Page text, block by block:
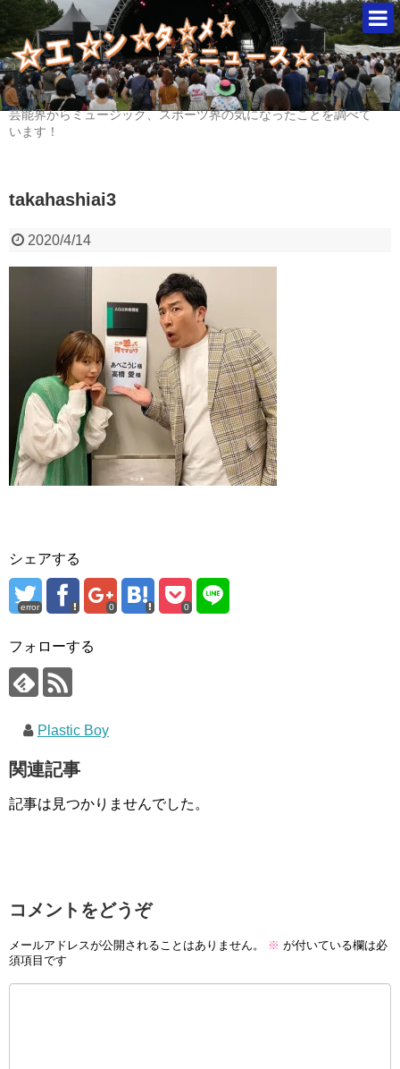
芸能界からミュージック、スポーツ界の気になったことを調べて
います！
takahashiai3
2020/4/14
シェアする
error 0 0
フォローする
Plastic Boy
関連記事
記事は見つかりませんでした。
コメントをどうぞ
メールアドレスが公開されることはありません。 ※ が付いている欄は必
須項目です